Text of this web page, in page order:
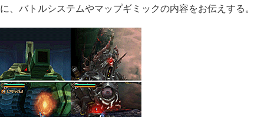
に、バトルシステムやマップギミックの内容をお伝えする。